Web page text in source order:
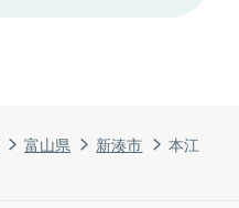
富山県 新湊市 本江